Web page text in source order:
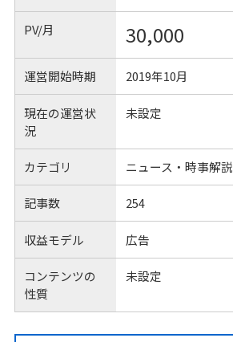
PV/月 30,000
運営開始時期 2019年10月
現在の運営状
況
未設定
カテゴリ ニュース・時事解説
記事数 254
収益モデル 広告
コンテンツの
性質
未設定